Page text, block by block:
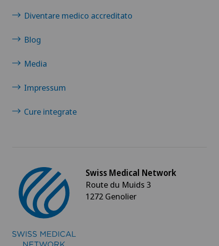
Diventare medico accreditato
Blog
Media
Impressum
Cure integrate
Swiss Medical Network
Route du Muids 3
1272 Genolier